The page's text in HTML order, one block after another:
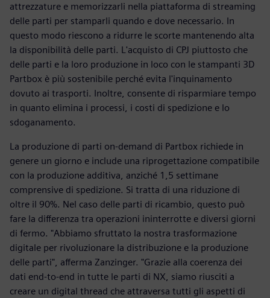
attrezzature e memorizzarli nella piattaforma di streaming
delle parti per stamparli quando e dove necessario. In
questo modo riescono a ridurre le scorte mantenendo alta
la disponibilità delle parti. L'acquisto di CPJ piuttosto che
delle parti e la loro produzione in loco con le stampanti 3D
Partbox è più sostenibile perché evita l'inquinamento
dovuto ai trasporti. Inoltre, consente di risparmiare tempo
in quanto elimina i processi, i costi di spedizione e lo
sdoganamento.
La produzione di parti on-demand di Partbox richiede in
genere un giorno e include una riprogettazione compatibile
con la produzione additiva, anziché 1,5 settimane
comprensive di spedizione. Si tratta di una riduzione di
oltre il 90%. Nel caso delle parti di ricambio, questo può
fare la differenza tra operazioni ininterrotte e diversi giorni
di fermo. "Abbiamo sfruttato la nostra trasformazione
digitale per rivoluzionare la distribuzione e la produzione
delle parti", afferma Zanzinger. "Grazie alla coerenza dei
dati end-to-end in tutte le parti di NX, siamo riusciti a
creare un digital thread che attraversa tutti gli aspetti di